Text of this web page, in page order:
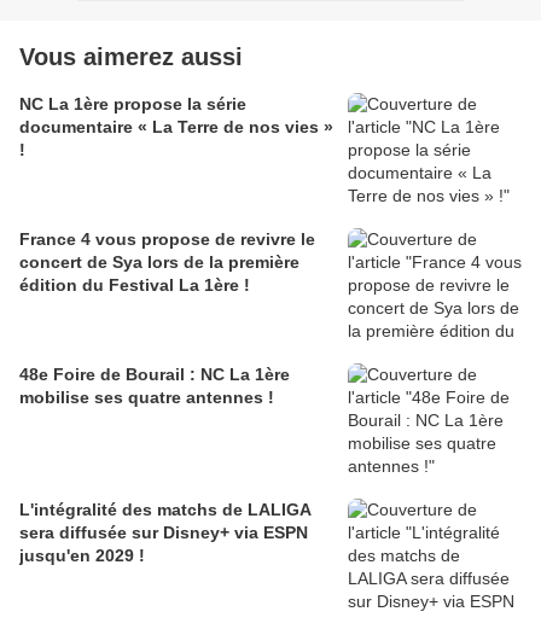
Vous aimerez aussi
NC La 1ère propose la série
documentaire « La Terre de nos vies »
!
France 4 vous propose de revivre le
concert de Sya lors de la première
édition du Festival La 1ère !
48e Foire de Bourail : NC La 1ère
mobilise ses quatre antennes !
L'intégralité des matchs de LALIGA
sera diffusée sur Disney+ via ESPN
jusqu'en 2029 !